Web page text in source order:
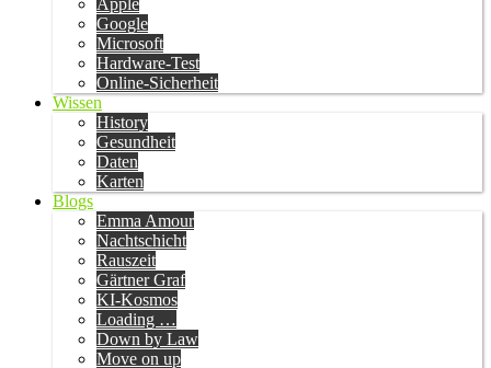
Apple
Google
Microsoft
Hardware-Test
Online-Sicherheit
Wissen
History
Gesundheit
Daten
Karten
Blogs
Emma Amour
Nachtschicht
Rauszeit
Gärtner Graf
KI-Kosmos
Loading …
Down by Law
Move on up